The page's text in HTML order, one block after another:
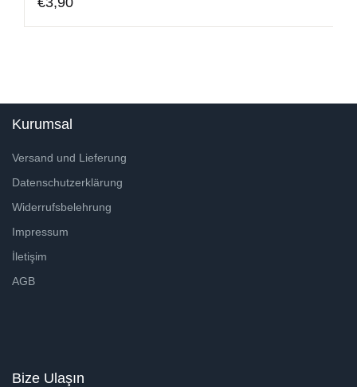
Kurumsal
Versand und Lieferung
Datenschutzerklärung
Widerrufsbelehrung
Impressum
İletişim
AGB
Bize Ulaşın